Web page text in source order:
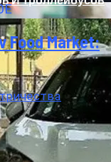
На Тарифы
Кону
Market: